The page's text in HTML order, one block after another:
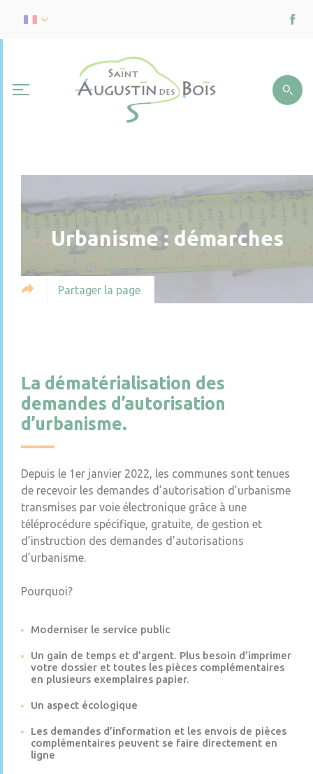
Urbanisme : démarches
Partager la page
La dématérialisation des
demandes d’autorisation
d’urbanisme.
Depuis le 1er janvier 2022, les communes sont tenues
de recevoir les demandes d’autorisation d’urbanisme
transmises par voie électronique grâce à une
téléprocédure spécifique, gratuite, de gestion et
d’instruction des demandes d’autorisations
d’urbanisme.
Pourquoi?
Moderniser le service public
Un gain de temps et d’argent. Plus besoin d’imprimer
votre dossier et toutes les pièces complémentaires
en plusieurs exemplaires papier.
Un aspect écologique
Les demandes d’information et les envois de pièces
complémentaires peuvent se faire directement en
ligne